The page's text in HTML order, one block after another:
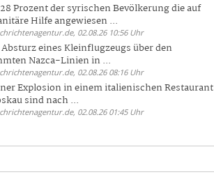
Prozent der syrischen Bevölkerung die auf
Hilfe angewiesen ...
02.08.26 10:56 Uhr
eines Kleinflugzeugs über den
Nazca-Linien in ...
02.08.26 08:16 Uhr
Explosion in einem italienischen Restaurant
sind nach ...
02.08.26 01:45 Uhr